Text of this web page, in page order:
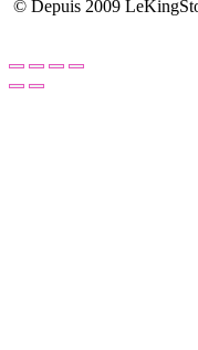
© Depuis 2009